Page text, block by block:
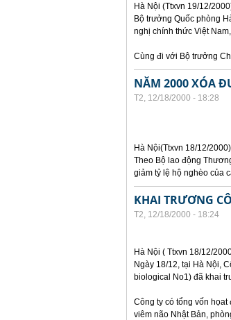
Hà Nội (Ttxvn 19/12/
Bộ trưởng Quốc phòng
nghị chính thức Việt
Cùng đi với Bộ trưởng
NĂM 2000 XÓA
T2, 12/18/2000 - 18:28
Hà Nội(Ttxvn 18/12/2000)
Theo Bộ lao động
giảm tỷ lệ hộ nghèo của
KHAI TRƯƠNG
T2, 12/18/2000 - 18:24
Hà Nội ( Ttxvn 18/12/
Ngày 18/12, tại Hà Nội,
biological No1) đã khai
Công ty có tổng vốn
viêm não Nhật Bản,